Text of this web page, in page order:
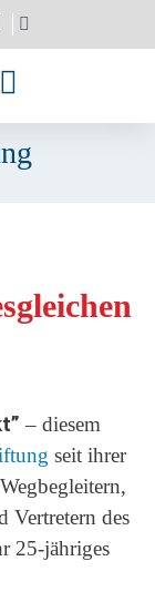
– diesem
seit ihrer
Vertretern des
25-jähriges